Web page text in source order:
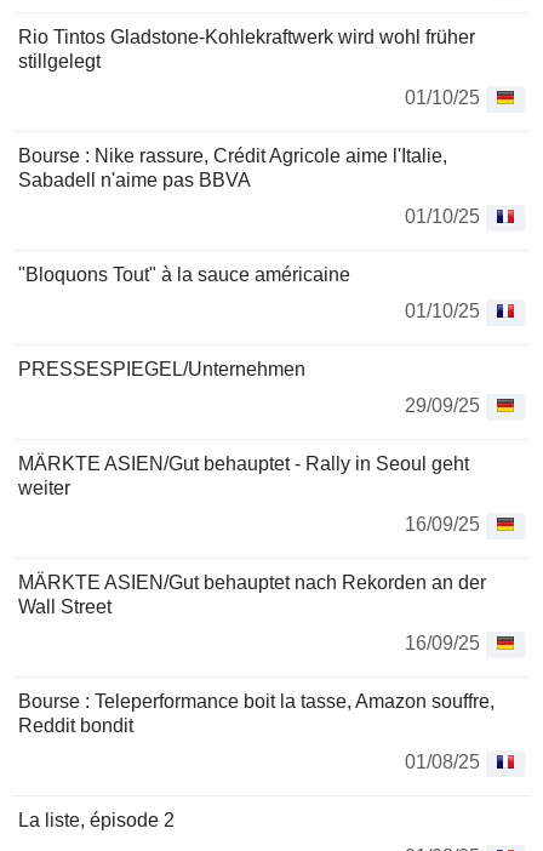
Rio Tintos Gladstone-Kohlekraftwerk wird wohl früher
stillgelegt
01/10/25
Bourse : Nike rassure, Crédit Agricole aime l'Italie,
Sabadell n'aime pas BBVA
01/10/25
"Bloquons Tout" à la sauce américaine
01/10/25
PRESSESPIEGEL/Unternehmen
29/09/25
MÄRKTE ASIEN/Gut behauptet - Rally in Seoul geht
weiter
16/09/25
MÄRKTE ASIEN/Gut behauptet nach Rekorden an der
Wall Street
16/09/25
Bourse : Teleperformance boit la tasse, Amazon souffre,
Reddit bondit
01/08/25
La liste, épisode 2